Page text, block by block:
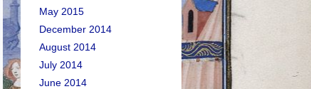
May 2015
December 2014
August 2014
July 2014
June 2014